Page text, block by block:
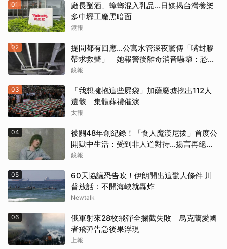
01
廠長酗酒、蟑螂混入乳品...日媒揭台灣養樂
多中壢工廠黑暗面
鏡報
02
提問都有回應…公寓水管深夜驚傳「嘴封膠
帶求救聲」 她報警後離奇消音嚇壞：恐凶
多吉少
鏡報
03
「我想擁抱這些屍袋」加薩廢墟挖出112人
遺骸 集體葬禮催淚
太報
04
被關48年創紀錄！「食人魔漢尼拔」首度公
開獄中生活：受到非人道對待...揚言再絕食
抗議
鏡報
05
60天協議恐告吹！伊朗開出這驚人條件 川
普放話：不開海峽就轟炸
Newtalk
06
俄軍射來28枚飛彈全攔截失敗 烏克蘭愛國
者飛彈告急後果浮現
上報